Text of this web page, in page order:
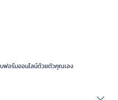
ฟอร์มออนไลน์ด้วยตัวคุณเอง